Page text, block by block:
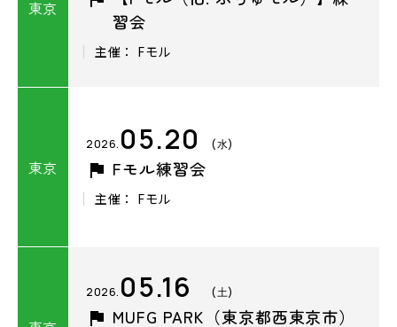
東京
習会
主催： Fモル
東京
2026. 05.20 (水)
Fモル練習会
主催： Fモル
2026. 05.16 (土)
MUFG PARK（東京都西東京市）